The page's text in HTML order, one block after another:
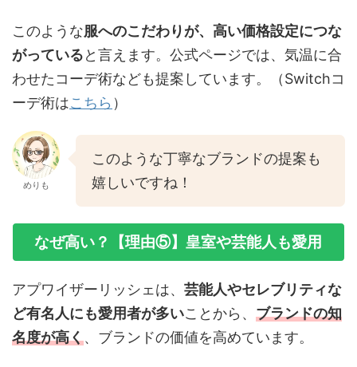
このような服へのこだわりが、高い価格設定につな
がっていると言えます。公式ページでは、気温に合
わせたコーデ術なども提案しています。（Switchコ
ーデ術はこちら ）
めりも
このような丁寧なブランドの提案も
嬉しいですね！
なぜ高い？【理由⑤】皇室や芸能人も愛用
アプワイザーリッシェは、 芸能人やセレブリティな
ど有名人にも愛用者が多いことから、 ブランドの知
名度が高く、ブランドの価値を高めています。